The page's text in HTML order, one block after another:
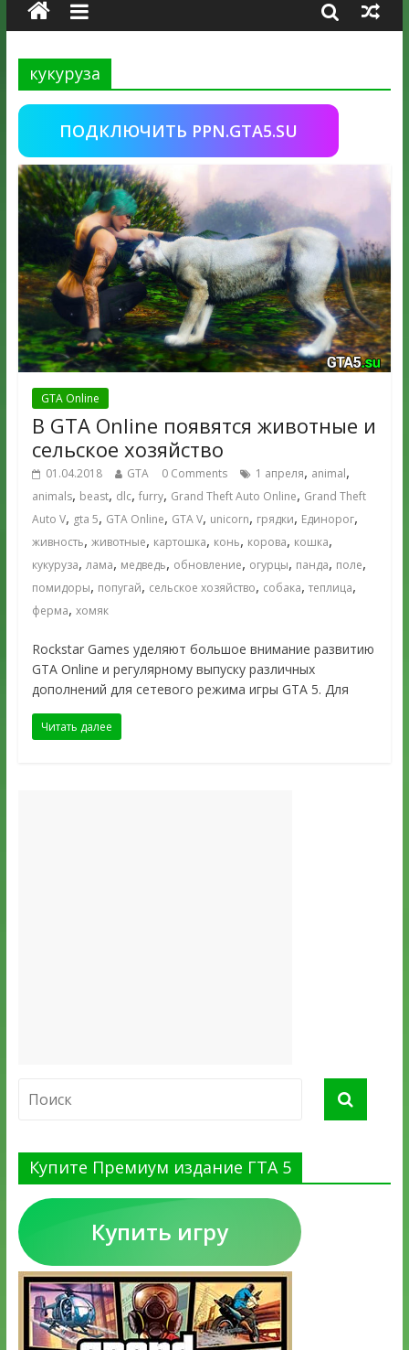
кукуруза
ПОДКЛЮЧИТЬ PPN.GTA5.SU
GTA Online
В GTA Online появятся животные и
сельское хозяйство
01.04.2018 GTA 0 Comments 1 апреля, animal,
animals, beast, dlc, furry, Grand Theft Auto Online, Grand Theft
Auto V, gta 5, GTA Online, GTA V, unicorn, грядки, Единорог,
живность, животные, картошка, конь, корова, кошка,
кукуруза, лама, медведь, обновление, огурцы, панда, поле,
помидоры, попугай, сельское хозяйство, собака, теплица,
ферма, хомяк
Rockstar Games уделяют большое внимание развитию
GTA Online и регулярному выпуску различных
дополнений для сетевого режима игры GTA 5. Для
Читать далее
Купите Премиум издание ГТА 5
Купить игру